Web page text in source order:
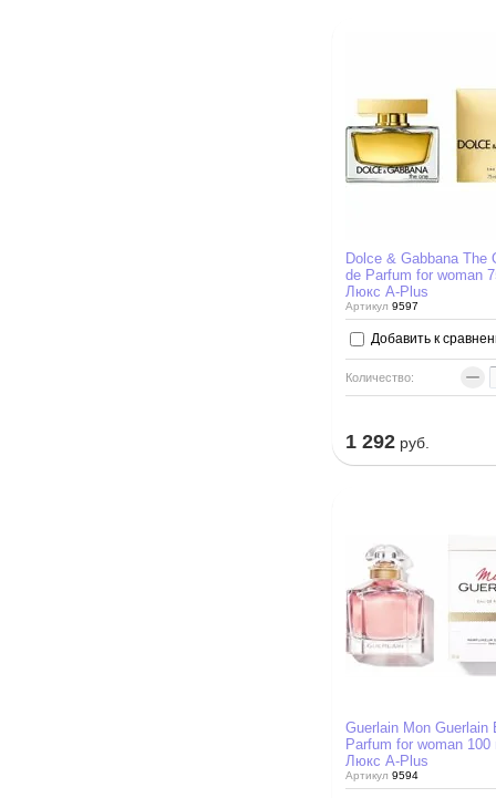
Dolce & Gabbana The
de Parfum for woman
Люкс A-Plus
Артикул 9597
Добавить к
Количество: −
1 292 руб.
Guerlain Mon Guerlain
Parfum for woman 100
Люкс A-Plus
Артикул 9594